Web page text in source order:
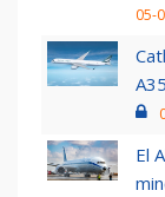
05-
El